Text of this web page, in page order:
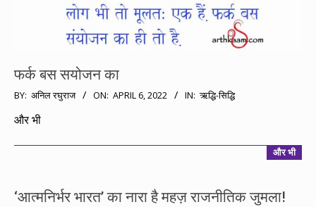
फर्क बस सयोजन का
2022-
04-
BY: अनिल रघुराज ON: APRIL 6, 2022 IN: ऋद्धि-सिद्धि
और भी
और भी
‘आत्मनिर्भर भारत’ का नारा है महज़ राजनीतिक जुमला!